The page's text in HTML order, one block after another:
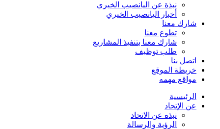
نبذة عن اليانصيب الخيري
أخبار اليانصيب الخيري
شارك معنا
تطوع معنا
شارك معنا بتنفيذ المشاريع
طلب توظيف
اتصل بنا
خريطة الموقع
مواقع مهمه
الرئيسية
عن الإتحاد
نبذه عن الاتحاد
الرؤية والرسالة